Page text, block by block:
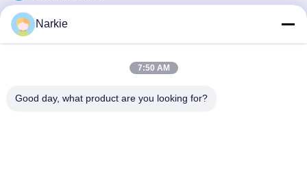
Narkie
7:50 AM
Good day, what product are you looking for?